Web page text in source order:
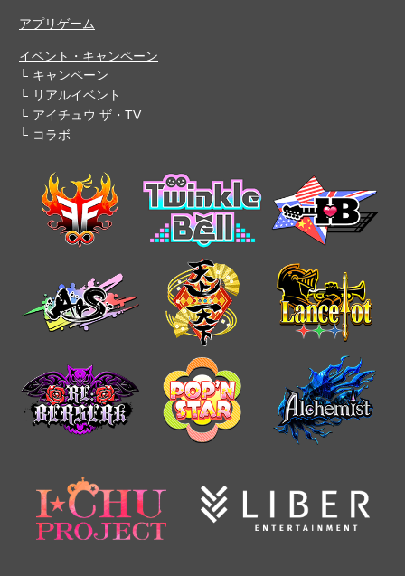
アプリゲーム
イベント・キャンペーン
キャンペーン
リアルイベント
アイチュウ ザ・TV
コラボ